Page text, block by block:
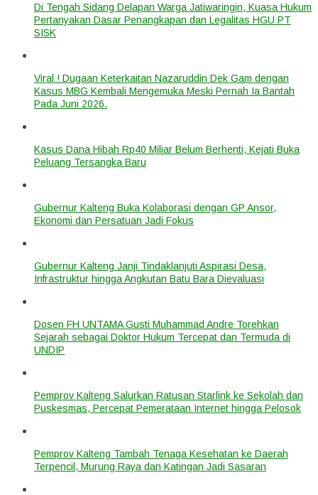
Di Tengah Sidang Delapan Warga Jatiwaringin, Kuasa Hukum
Pertanyakan Dasar Penangkapan dan Legalitas HGU PT
SISK
Viral ! Dugaan Keterkaitan Nazaruddin Dek Gam dengan
Kasus MBG Kembali Mengemuka Meski Pernah Ia Bantah
Pada Juni 2026.
Kasus Dana Hibah Rp40 Miliar Belum Berhenti, Kejati Buka
Peluang Tersangka Baru
Gubernur Kalteng Buka Kolaborasi dengan GP Ansor,
Ekonomi dan Persatuan Jadi Fokus
Gubernur Kalteng Janji Tindaklanjuti Aspirasi Desa,
Infrastruktur hingga Angkutan Batu Bara Dievaluasi
Dosen FH UNTAMA Gusti Muhammad Andre Torehkan
Sejarah sebagai Doktor Hukum Tercepat dan Termuda di
UNDIP
Pemprov Kalteng Salurkan Ratusan Starlink ke Sekolah dan
Puskesmas, Percepat Pemerataan Internet hingga Pelosok
Pemprov Kalteng Tambah Tenaga Kesehatan ke Daerah
Terpencil, Murung Raya dan Katingan Jadi Sasaran